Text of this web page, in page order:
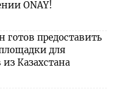
ONAY!
готов предоставить
для
Казахстана